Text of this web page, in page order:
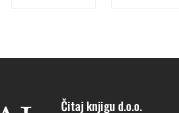
Čitaj knjigu d.o.o.